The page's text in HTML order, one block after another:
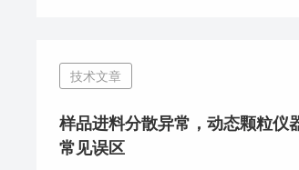
其操作方法主要包括以下几个核心阶段：
分散介质选择样品形态确认：确认待测样
试(如悬浮液、乳液或干粉)...
技术文章
样品进料分散异常，动态颗粒仪
常见误区